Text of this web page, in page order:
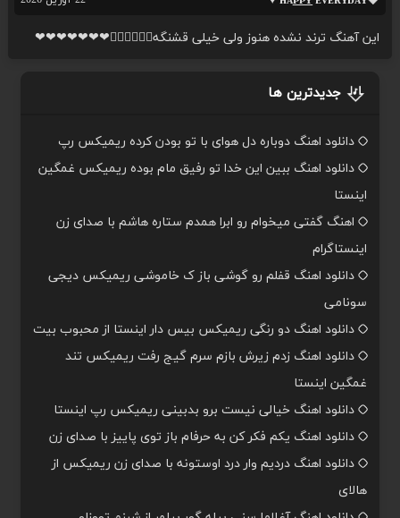
این آهنگ ترند نشده هنوز ولی خیلی قشنگه👍🏻👌🏻👣😅❤❤❤❤❤❤❤
جدیدترین ها
دانلود اهنگ دوباره دل هوای با تو بودن کرده ریمیکس رپ
دانلود اهنگ ببین این خدا تو رفیق مام بوده ریمیکس غمگین
اینستا
اهنگ گفتی میخوام رو ابرا همدم ستاره هاشم با صدای زن
اینستاگرام
دانلود اهنگ قفلم رو گوشی باز ک خاموشی ریمیکس دیجی
سونامی
دانلود اهنگ دو رنگی ریمیکس بیس دار اینستا از محبوب بیت
دانلود اهنگ زدم زیرش بازم سرم گیج رفت ریمیکس تند
غمگین اینستا
دانلود اهنگ خیالی نیست برو بدبینی ریمیکس رپ اینستا
دانلود اهنگ یکم فکر کن به حرفام باز توی پاییز با صدای زن
دانلود اهنگ دردیم وار درد اوستونه با صدای زن ریمیکس از
هالای